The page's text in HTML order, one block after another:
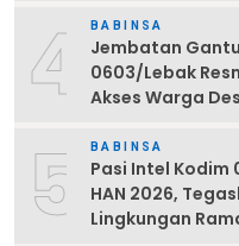
4 BABINSA
Jembatan
0603/Lebak
Akses Warga
5 BABINSA
Pasi Intel
HAN 2026,
Lingkungan